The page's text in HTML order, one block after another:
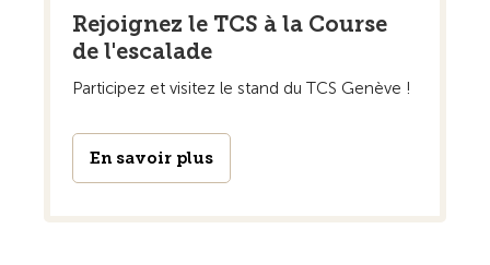
Rejoignez le TCS à la Course
de l'escalade
Participez et visitez le stand du TCS Genève !
En savoir plus